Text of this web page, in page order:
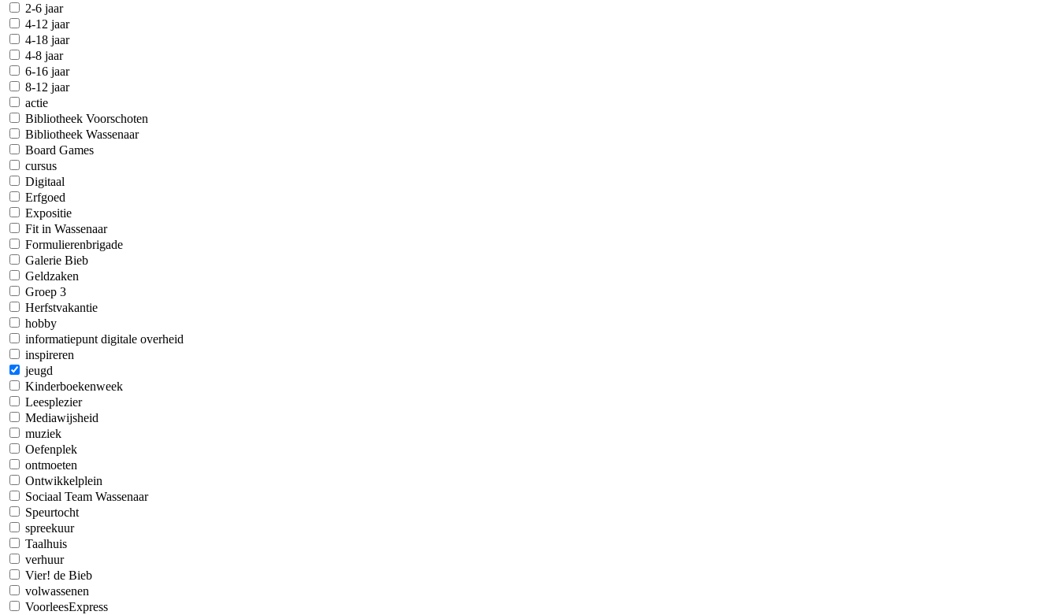
2-6 jaar
4-12 jaar
4-18 jaar
4-8 jaar
6-16 jaar
8-12 jaar
actie
Bibliotheek Voorschoten
Bibliotheek Wassenaar
Board Games
cursus
Digitaal
Erfgoed
Expositie
Fit in Wassenaar
Formulierenbrigade
Galerie Bieb
Geldzaken
Groep 3
Herfstvakantie
hobby
informatiepunt digitale overheid
inspireren
jeugd
Kinderboekenweek
Leesplezier
Mediawijsheid
muziek
Oefenplek
ontmoeten
Ontwikkelplein
Sociaal Team Wassenaar
Speurtocht
spreekuur
Taalhuis
verhuur
Vier! de Bieb
volwassenen
VoorleesExpress